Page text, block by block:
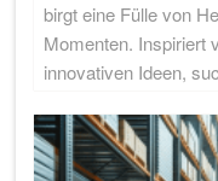
birgt eine Fülle von
Momenten. Inspiriert
innovativen Ideen,